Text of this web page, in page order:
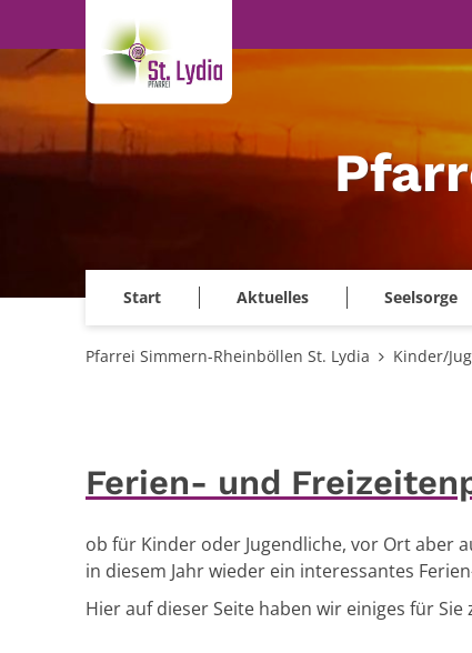
Start Aktuelles Seelsorge
Pfarrei Simmern-Rheinböllen St. Lydia Kinder/
Ferien- und
ob für Kinder oder Jugendliche, vor Ort aber
in diesem Jahr wieder ein interessantes
Hier auf dieser Seite haben wir einiges für